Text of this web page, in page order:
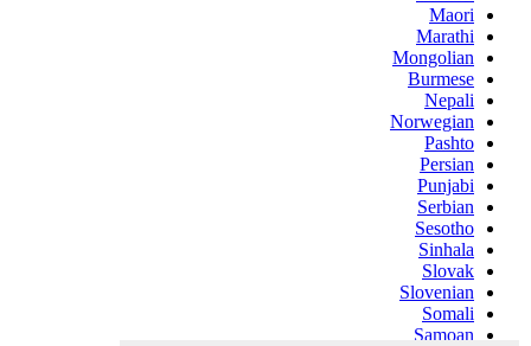
Maori
Marathi
Mongolian
Burmese
Nepali
Norwegian
Pashto
Persian
Punjabi
Serbian
Sesotho
Sinhala
Slovak
Slovenian
Somali
Samoan